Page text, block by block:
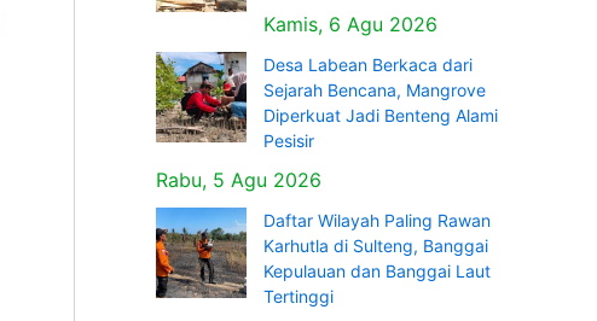
Kamis, 6 Agu 2026
Desa Labean Berkaca dari
Sejarah Bencana, Mangrove
Diperkuat Jadi Benteng Alami
Pesisir
Rabu, 5 Agu 2026
Daftar Wilayah Paling Rawan
Karhutla di Sulteng, Banggai
Kepulauan dan Banggai Laut
Tertinggi